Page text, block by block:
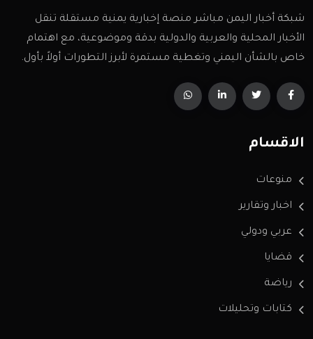
شبكة أخبار اليمن مباشر منصة إخبارية يمنية مستقلة تنقل
الأخبار المحلية والعربية والدولية بدقة وموضوعية، مع اهتمام
خاص بالشأن اليمني وتغطية مستمرة لأبرز التطورات أولاً بأول.
الاقسام
منوعات
اخبار وتقارير
عربي ودولي
قضايا
رياضة
كتابات وتحليلات